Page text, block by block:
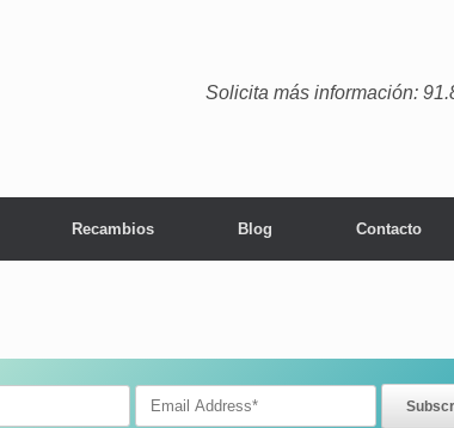
Solicita más información:
Recambios Blog Contacto